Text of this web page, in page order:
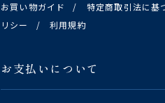
お買い物ガイド / 特定商取引法に基
リシー
/ 利用規約
お支払いについて